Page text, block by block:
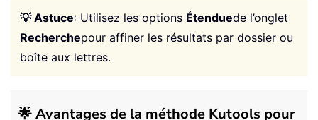
💡 Astuce: Utilisez les options Étenduede l’onglet
Recherchepour affiner les résultats par dossier ou
boîte aux lettres.
🌟 Avantages de la méthode Kutools pour